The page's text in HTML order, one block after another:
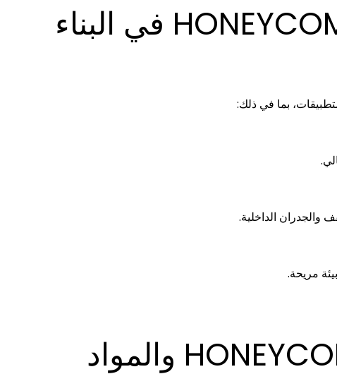
والجدران الداخلية.
مريحة.
مقارنة بين ألواح HONEYCOMB والمواد